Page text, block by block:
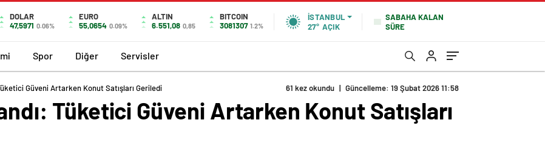
DOLAR
47,5971 0.06%
EURO
55,0654 0.09%
ALTIN
6.551,08 0,85
BITCOIN
3081307 1.2%
İSTANBUL
27° AÇIK
SABAHA KALAN
SÜRE
Spor Diğer Servisler
Güveni Artarken Konut Satışları Geriledi 61 kez okundu | Güncelleme: 19 Şubat 2026 11:58
Tüketici Güveni Artarken Konut Satışları